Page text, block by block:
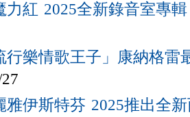
力紅 2025全新錄音室專
行樂情歌王子」康納格雷
伊斯特芬 2025推出全新